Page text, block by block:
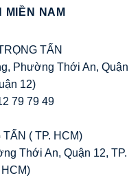
MIỀN NAM
TẤN
Phường Thới An, Quận
12)
79 79 49
( TP. HCM)
Thới An, Quận 12, TP.